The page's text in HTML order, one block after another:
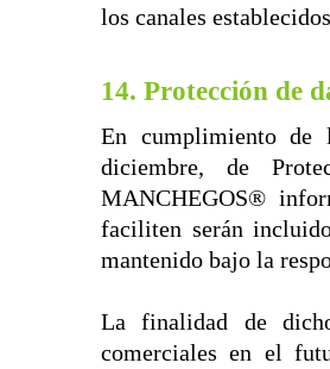
los canales
14. Protección de
En cumplimiento de
diciembre, de
MANCHEGOS®
faciliten serán
mantenido bajo la
La finalidad de
comerciales en el